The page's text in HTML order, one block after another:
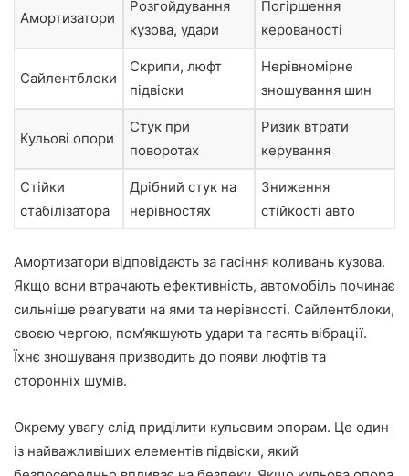
Амортизатори
Розгойдування
кузова, удари
Погіршення
керованості
Сайлентблоки
Скрипи, люфт
підвіски
Нерівномірне
зношування шин
Кульові опори
Стук при
поворотах
Ризик втрати
керування
Стійки
стабілізатора
Дрібний стук на
нерівностях
Зниження
стійкості авто
Амортизатори відповідають за гасіння коливань кузова.
Якщо вони втрачають ефективність, автомобіль починає
сильніше реагувати на ями та нерівності. Сайлентблоки,
своєю чергою, пом’якшують удари та гасять вібрації.
Їхнє зношуваня призводить до появи люфтів та
сторонніх шумів.
Окрему увагу слід приділити кульовим опорам. Це один
із найважливіших елементів підвіски, який